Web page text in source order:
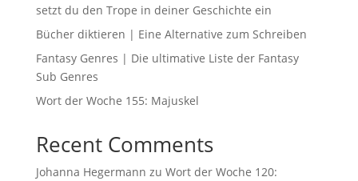
setzt du den Trope in deiner Geschichte ein
Bücher diktieren | Eine Alternative zum Schreiben
Fantasy Genres | Die ultimative Liste der Fantasy
Sub Genres
Wort der Woche 155: Majuskel
Recent Comments
Johanna Hegermann zu Wort der Woche 120: